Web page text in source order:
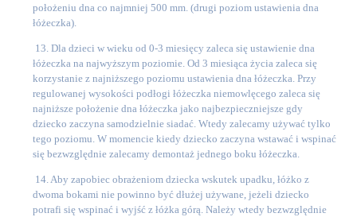
położeniu dna co najmniej 500 mm. (drugi poziom ustawienia dna
łóżeczka).
13. Dla dzieci w wieku od 0-3 miesięcy zaleca się ustawienie dna
łóżeczka na najwyższym poziomie. Od 3 miesiąca życia zaleca się
korzystanie z najniższego poziomu ustawienia dna łóżeczka. Przy
regulowanej wysokości podłogi łóżeczka niemowlęcego zaleca się
najniższe położenie dna łóżeczka jako najbezpieczniejsze gdy
dziecko zaczyna samodzielnie siadać. Wtedy zalecamy używać tylko
tego poziomu. W momencie kiedy dziecko zaczyna wstawać i wspinać
się bezwzględnie zalecamy demontaż jednego boku łóżeczka.
14. Aby zapobiec obrażeniom dziecka wskutek upadku, łóżko z
dwoma bokami nie powinno być dłużej używane, jeżeli dziecko
potrafi się wspinać i wyjść z łóżka górą. Należy wtedy bezwzględnie